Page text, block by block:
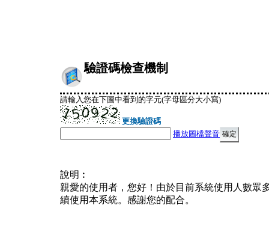
驗證碼檢查機制
請輸入您在下圖中看到的字元(字母區分大小寫)
更換驗證碼
播放圖檔聲音
說明︰
親愛的使用者，您好！由於目前系統使用人數眾
續使用本系統。感謝您的配合。